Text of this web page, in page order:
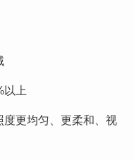
以上
更均匀、更柔和、视